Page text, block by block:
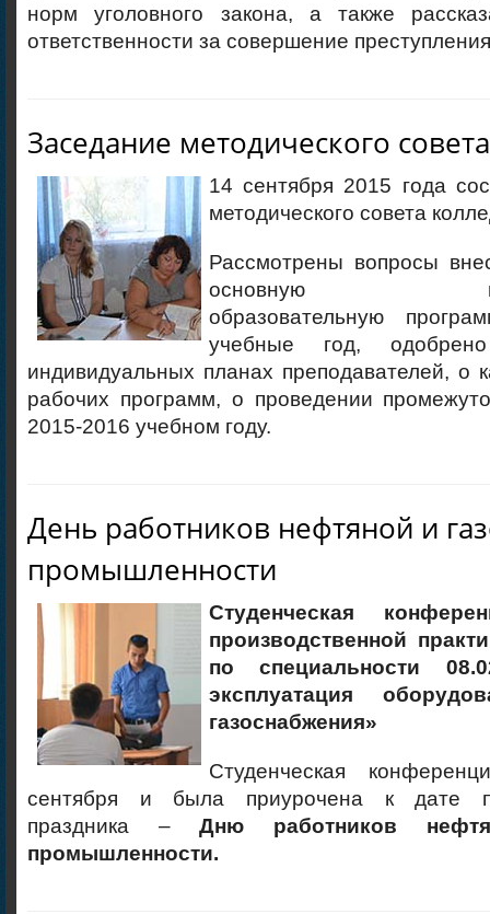
норм уголовного закона, а также
ответственности за совершение
Заседание методического
14 сентября 2015 года
методического совета
Рассмотрены вопросы
основную
образовательную
учебные год,
индивидуальных планах преподавателей, о
рабочих программ, о проведении
2015-2016 учебном году.
День работников нефтяной и
промышленности
Студенческая
производственной
по специальности
эксплуатация
газоснабжения»
Студенческая
сентября и была приурочена к дате
праздника –Дню работников
промышленности.